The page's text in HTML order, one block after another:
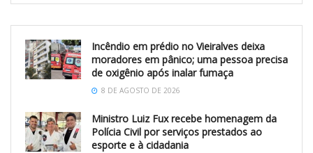
Incêndio em prédio no Vieiralves deixa
moradores em pânico; uma pessoa precisa
de oxigênio após inalar fumaça
8 DE AGOSTO DE 2026
Ministro Luiz Fux recebe homenagem da
Polícia Civil por serviços prestados ao
esporte e à cidadania